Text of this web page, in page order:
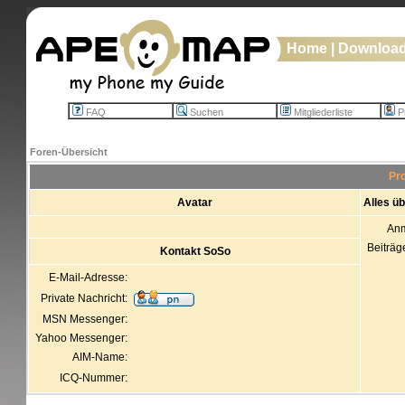
Home
FAQ Suchen Mitgliederliste
Foren-Übersicht
Avatar Alles
Kontakt SoSo
E-Mail-Adresse:
Private Nachricht:
MSN Messenger:
Yahoo Messenger:
AIM-Name:
ICQ-Nummer: